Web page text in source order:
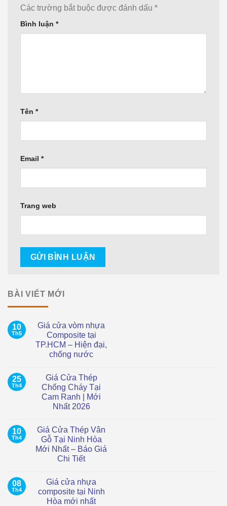
BÀI VIẾT MỚI
10
Th5
Giá cửa vòm nhựa
Composite tại
TP.HCM – Hiện đại,
chống nước
bình
luận
ở
Giá
cửa
vòm
TP.HCM
–
Hiện
đại,
chống
25
Th4
Giá Cửa Thép
Chống Cháy Tại
Cam Ranh | Mới
Nhất 2026
bình
luận
ở
Giá
Cửa
Thép
Tại
Cam
Ranh
|
10
Th4
Giá Cửa Thép Vân
Gỗ Tại Ninh Hòa
Mới Nhất – Báo Giá
Chi Tiết
bình
luận
ở
Giá
08
Th4
Giá cửa nhựa
composite tại Ninh
Hòa mới nhất
Các trường bắt buộc được đánh dấu *
Bình luận *
Tên *
Email *
Trang web